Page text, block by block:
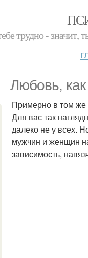
трудно -
Любовь,
Примерно в том же
Для вас так
далеко не у всех.
мужчин и женщин
зависимость,